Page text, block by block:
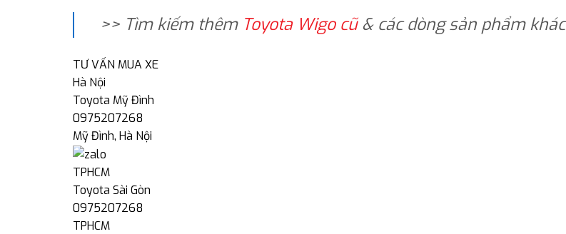
>> Tìm kiếm thêm Toyota Wigo cũ& các dòng sản phẩm khác
TƯ VẤN MUA XE
Hà Nội
Toyota Mỹ Đình
0975207268
Mỹ Đình, Hà Nội
TPHCM
Toyota Sài Gòn
0975207268
TPHCM